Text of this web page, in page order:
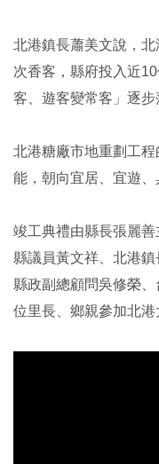
北港鎮長蕭美文說，
次香客，縣府投入近
客、遊客變常客」逐步
北港糖廠市地重劃工
能，朝向宜居、宜遊、
竣工典禮由縣長張麗善
縣議員黃文祥、北港鎮
縣政副總顧問吳修榮
位里長、鄉親參加北港